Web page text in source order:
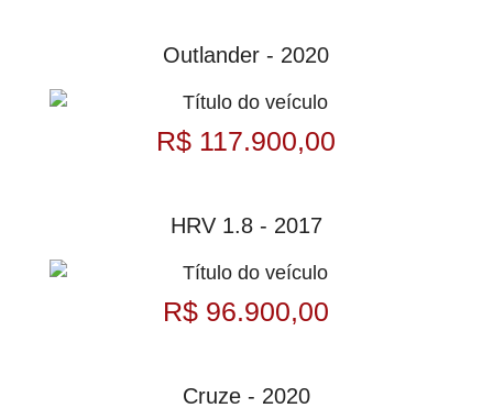
Outlander - 2020
R$ 117.900,00
HRV 1.8 - 2017
R$ 96.900,00
Cruze - 2020